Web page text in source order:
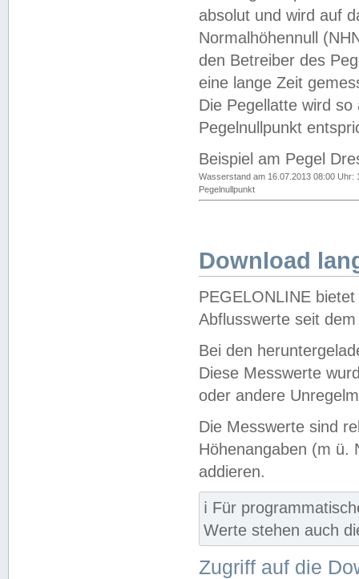
absolut und wird auf
Normalhöhennull
den Betreiber des
eine lange Zeit
Die Pegellatte wird
Pegelnullpunkt
Beispiel am Pegel
Wasserstand am 16.07.2013 08:00 Uhr:
Pegelnullpunkt
Download
PEGELONLINE
Abflusswerte seit
Bei den
Diese Messwerte
oder andere
Die Messwerte sind
Höhenangaben (m ü.
addieren.
ℹ️ Für
Werte stehen auch
Zugriff auf die